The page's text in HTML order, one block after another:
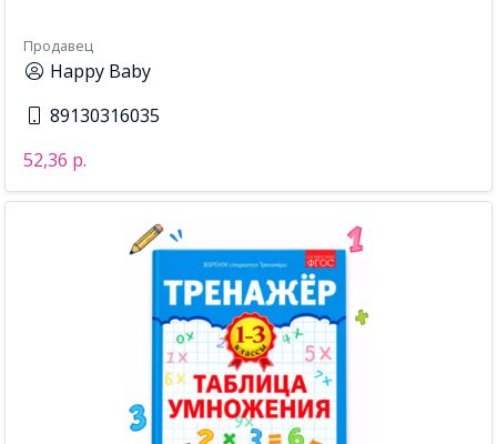
задание:кроссворды/сканворды/чайнворды/филворды/судоку с
картинками и без;задачки с заменой букв;головоломки и
на внимательность;найди тень, найди отличия;весёлые
омонимы;логические перестановки и морской бой.Такая газета
рукой побольше задачек для ребёнка.
Продавец
Happy Baby
89130316035
52,36 р.